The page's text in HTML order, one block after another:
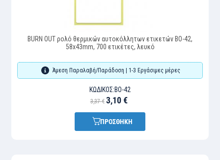
BURN OUT ρολό θερμικών αυτοκόλλητων ετικετών BO-42,
58x43mm, 700 ετικέτες, λευκό
Άμεση Παραλαβή/Παράδοση | 1-3 Εργάσιμες μέρες
ΚΩΔΙΚΌΣ:BO-42
3,37 € 3,10 €
ΠΡΟΣΘΗΚΗ